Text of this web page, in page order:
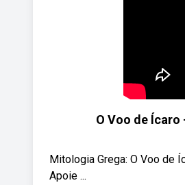
O Voo de
Mitologia Grega: O Voo de
Apoie ...